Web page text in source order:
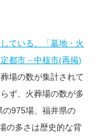
ている、「墓地・火
都市－中核市(再掲)
場の数が集計されて
ず、火葬場の数が多
の975場、福井県の
の多さは歴史的な背